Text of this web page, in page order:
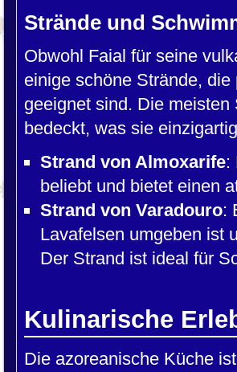
Strände und
Obwohl Faial für seine
einige schöne Strände,
geeignet sind. Die
bedeckt, was sie
Strand von Almoxarife:
beliebt und bietet einen
Strand von Varadouro:
Lavafelsen umgeben ist
Der Strand ist ideal für
Kulinarische
Die azoreanische Küche